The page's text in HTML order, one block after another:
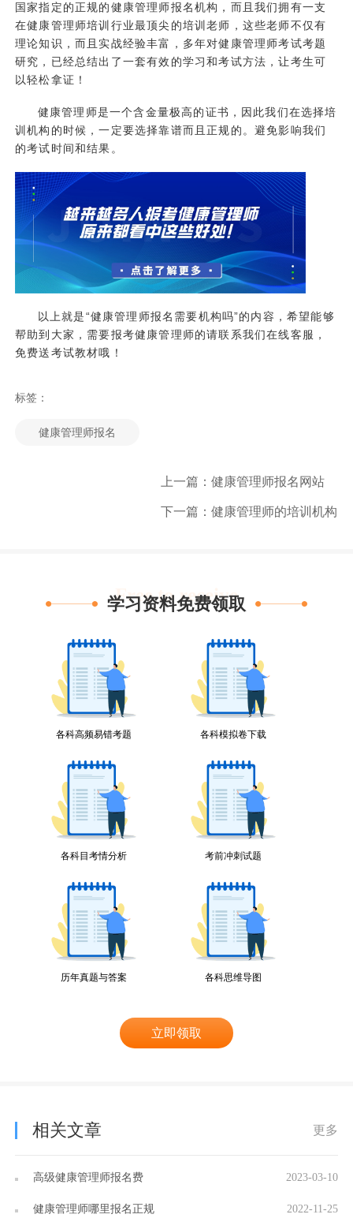
国家指定的正规的健康管理师报名机构，而且我们拥有一支
在健康管理师培训行业最顶尖的培训老师，这些老师不仅有
理论知识，而且实战经验丰富，多年对健康管理师考试考题
研究，已经总结出了一套有效的学习和考试方法，让考生可
以轻松拿证！
健康管理师是一个含金量极高的证书，因此我们在选择培
训机构的时候，一定要选择靠谱而且正规的。避免影响我们
的考试时间和结果。
以上就是“健康管理师报名需要机构吗”的内容，希望能够
帮助到大家，需要报考健康管理师的请联系我们在线客服，
免费送考试教材哦！
标签：
健康管理师报名
上一篇：健康管理师报名网站
下一篇：健康管理师的培训机构
学习资料免费领取
Free to receive
各科高频易错考题 各科模拟卷下载
各科目考情分析 考前冲刺试题
历年真题与答案 各科思维导图
立即领取
相关文章 更多
高级健康管理师报名费 2023-03-10
健康管理师哪里报名正规 2022-11-25